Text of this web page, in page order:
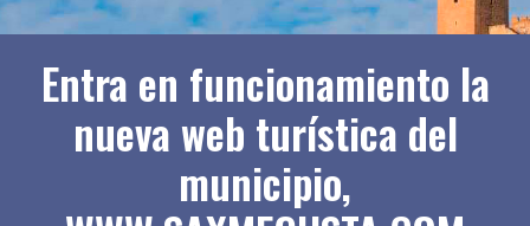
Entra en funcionamiento la
nueva web turística del
municipio,